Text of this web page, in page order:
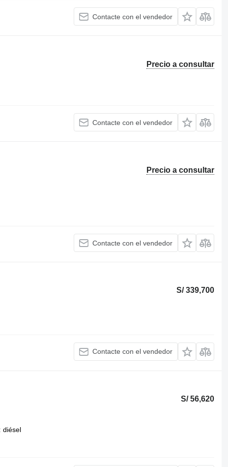
Contacte con el vendedor
Precio a consultar
Contacte con el vendedor
Precio a consultar
Contacte con el vendedor
S/ 339,700
Contacte con el vendedor
S/ 56,620
diésel